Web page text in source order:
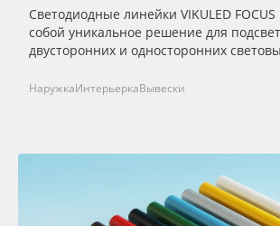
Светодиодные линейки VIKULED
собой уникальное решение для
двусторонних и односторонних
НаружкаИнтерьеркаВывески